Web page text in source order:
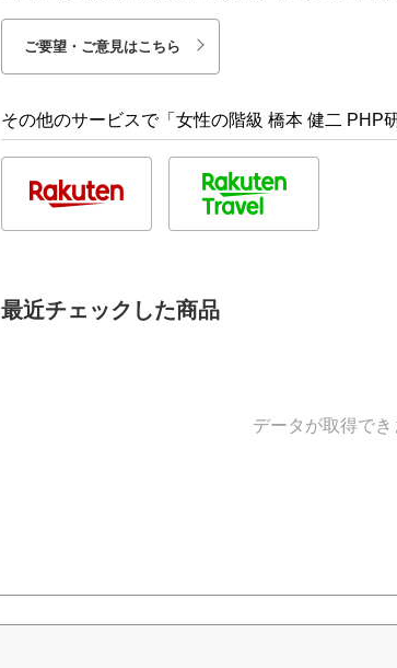
ご要望・ご意見はこちら
その他のサービスで「女性の階級 橋本 健二 PHP
最近チェックした商品
データが取得で